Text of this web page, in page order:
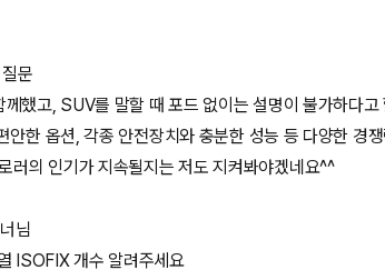
문
했고, SUV를 말할 때 포드 없이는 설명이 불가하다고
안한 옵션, 각종 안전장치와 충분한 성능 등 다양한 경
러의 인기가 지속될지는 저도 지켜봐야겠네요^^
님
ISOFIX 개수 알려주세요